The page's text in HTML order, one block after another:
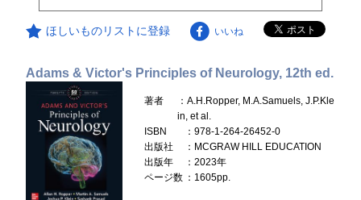
ほしいものリストに登録 いいね
Adams & Victor's Principles of Neurology, 12th ed.
著者
：A.H.Ropper, M.A.Samuels, J.P.Kle
in, et al.
ISBN
：978-1-264-26452-0
出版社
：MCGRAW HILL EDUCATION
出版年
：2023年
ページ数 ：1605pp.